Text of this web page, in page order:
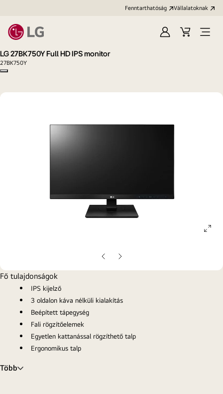
Fenntarthatóság Vállalatoknak
Bejelentkezés
KosárMenü
LG 27BK750Y Full HD IPS monitor
27BK750Y
Copy model name
Előző
oldal
Következő
oldal
Fő tulajdonságok
IPS kijelző
3 oldalon káva nélküli kialakítás
Beépített tápegység
Fali rögzítőelemek
Egyetlen kattanással rögzíthető talp
Ergonomikus talp
Több